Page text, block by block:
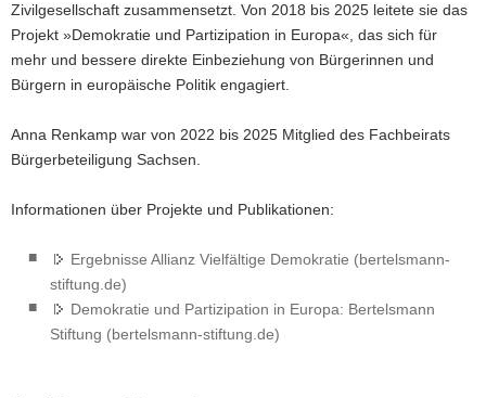
Zivilgesellschaft zusammensetzt. Von 2018 bis 2025 leitete sie das
Projekt »Demokratie und Partizipation in Europa«, das sich für
mehr und bessere direkte Einbeziehung von Bürgerinnen und
Bürgern in europäische Politik engagiert.
Anna Renkamp war von 2022 bis 2025 Mitglied des Fachbeirats
Bürgerbeteiligung Sachsen.
Informationen über Projekte und Publikationen:
Ergebnisse Allianz Vielfältige Demokratie (bertelsmann-
stiftung.de)
Demokratie und Partizipation in Europa: Bertelsmann
Stiftung (bertelsmann-stiftung.de)